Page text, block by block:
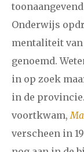
Onderwijs
mentaliteit van
genoemd.
in op zoek
in de
voortkwam,
verscheen in